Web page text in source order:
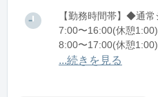
【勤務時間帯】◆通
7:00〜16:00(休憩1:00)
8:00〜17:00(休憩1:00)
12:00〜21:00(休憩1:00)
...続きを見る